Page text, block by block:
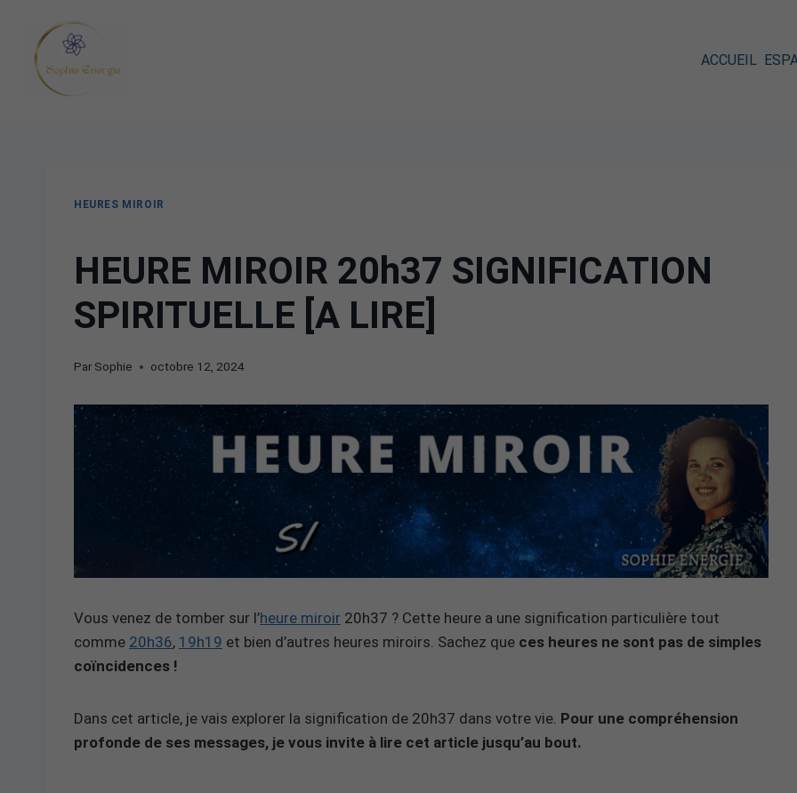
ACCUEIL
HEURES MIROIR
HEURE MIROIR 20h37 SIGNIFICATION
SPIRITUELLE [A LIRE]
Par Sophie octobre 12, 2024
Vous venez de tomber sur l’heure miroir 20h37 ? Cette heure a une signification particulière tout
comme 20h36, 19h19 et bien d’autres heures miroirs. Sachez que ces heures ne sont pas de simples
coïncidences !
Dans cet article, je vais explorer la signification de 20h37 dans votre vie. Pour une compréhension
profonde de ses messages, je vous invite à lire cet article jusqu’au bout.